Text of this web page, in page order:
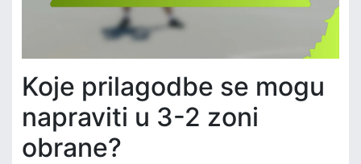
Koje prilagodbe se mogu
napraviti u 3-2 zoni
obrane?